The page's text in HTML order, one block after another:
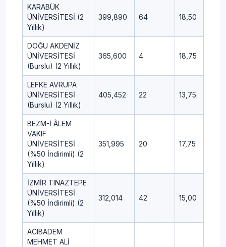
KARABÜK
ÜNİVERSİTESİ (2
Yıllık)
399,890 64 18,50
DOĞU AKDENİZ
ÜNİVERSİTESİ
(Burslu) (2 Yıllık)
365,600 4 18,75
LEFKE AVRUPA
ÜNİVERSİTESİ
(Burslu) (2 Yıllık)
405,452 22 13,75
BEZM-İ ÂLEM
VAKIF
ÜNİVERSİTESİ
(%50 İndirimli) (2
Yıllık)
351,995 20 17,75
İZMİR TINAZTEPE
ÜNİVERSİTESİ
(%50 İndirimli) (2
Yıllık)
312,014 42 15,00
ACIBADEM
MEHMET ALİ